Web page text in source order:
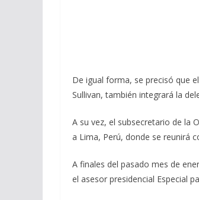
De igual forma, se precisó que
Sullivan, también integrará la
A su vez, el subsecretario de la
a Lima, Perú, donde se reunirá
A finales del pasado mes de
el asesor presidencial Especial